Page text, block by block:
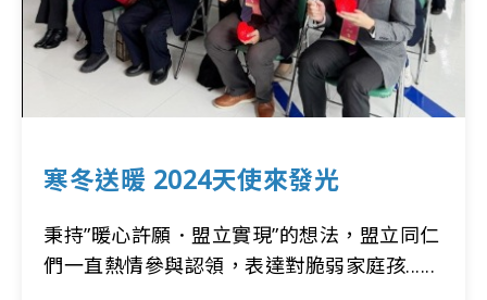
寒冬送暖 2024天使來發光
秉持”暖心許願．盟立實現”的想法，盟立同仁
們一直熱情參與認領，表達對脆弱家庭孩......